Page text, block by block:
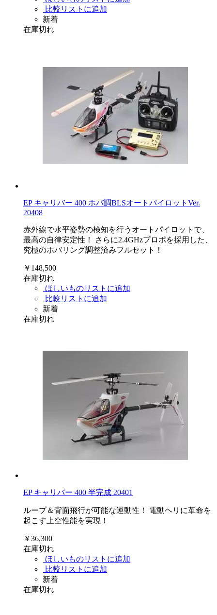
比較リストに追加
新着
在庫切れ
EP キャリバー 400 ホバ調BLSオートパイロットVer.
20408
赤外線で水平姿勢の検知を行うオートパイロットで、
最高の自律安定性！ さらに2.4GHzプロポを採用した、
究極のホバリング調整済みフルセット！
￥148,500
在庫切れ
ほしいものリストに追加
比較リストに追加
新着
在庫切れ
EP キャリバー 400 半完成 20401
ループ＆背面飛行が可能な運動性！ 電動ヘリに革命を
起こす上空性能を実現！
￥36,300
在庫切れ
ほしいものリストに追加
比較リストに追加
新着
在庫切れ